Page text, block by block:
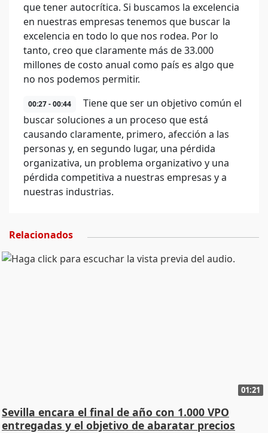
que tener autocrítica. Si buscamos la excelencia
en nuestras empresas tenemos que buscar la
excelencia en todo lo que nos rodea. Por lo
tanto, creo que claramente más de 33.000
millones de costo anual como país es algo que
no nos podemos permitir.
00:27 - 00:44
Tiene que ser un objetivo común el
buscar soluciones a un proceso que está
causando claramente, primero, afección a las
personas y, en segundo lugar, una pérdida
organizativa, un problema organizativo y una
pérdida competitiva a nuestras empresas y a
nuestras industrias.
Relacionados
01:21
Sevilla encara el final de año con 1.000 VPO
entregadas y el objetivo de abaratar precios